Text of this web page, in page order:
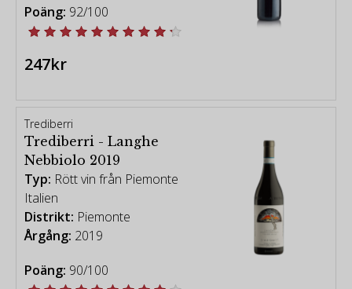
Poäng: 92/100
247kr
Trediberri
Trediberri - Langhe
Nebbiolo 2019
Typ: Rött vin från Piemonte
Italien
Distrikt: Piemonte
Årgång: 2019
Poäng: 90/100